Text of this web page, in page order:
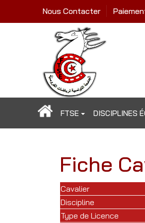
Nous Contacter
FTSE DISCIPLINES
Fiche
Cavalier
Discipline
Type de Licence